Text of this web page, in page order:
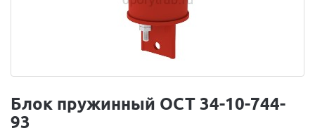
Блок пружинный ОСТ 34-10-744-
93